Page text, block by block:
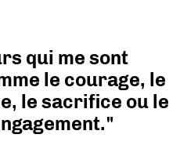
qui me sont
le courage, le
le sacrifice ou le